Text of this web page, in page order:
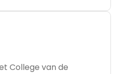
College van de